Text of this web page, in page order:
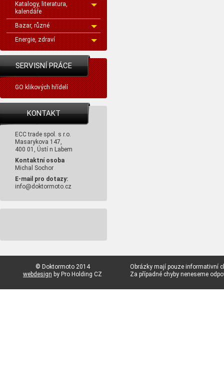
Katalogy, literatura,
kalendáře
Bazar, různé
Energie, zdraví
SERVISNÍ PRÁCE
GO klikových hřídelí
KONTAKT
ECC trade spol. s r.o.
Masarykova 147,
400 01, Ústí n Labem
Kontaktní osoba
Michal Sochor
E-mail pro dotazy:
info@doktormoto.cz
© Doktormoto 2014
webdesign by Pro Holding CZ
Obrázky mají pouze informativní
Za případné chyby neneseme